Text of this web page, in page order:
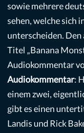
sowie mehrere
sehen, welche sich
unterscheiden.
Titel „Banana
Audiokommentar
Audiokommentar:
einem zwei,
gibt es einen
Landis und Rick